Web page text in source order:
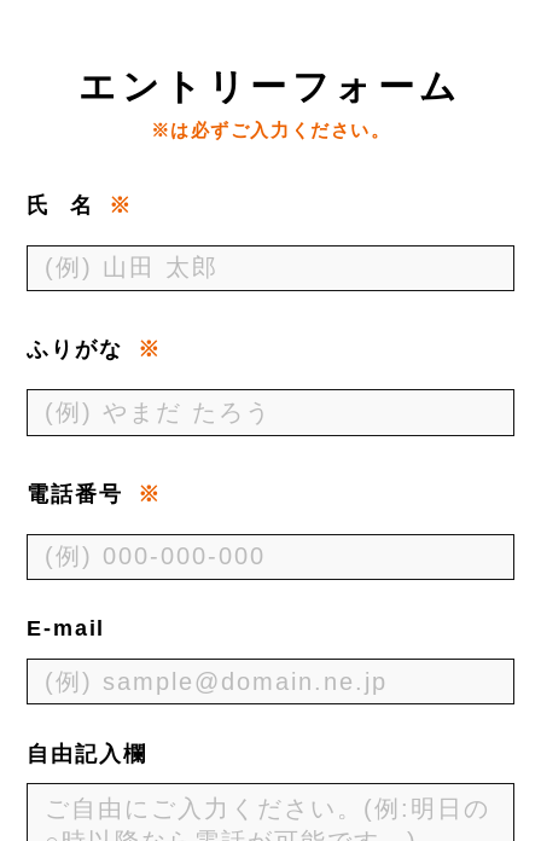
エ ントリーフォーム
※は必ずご入力ください。
氏名 ※
ふりがな ※
電話番号 ※
E-mail
自由記入欄